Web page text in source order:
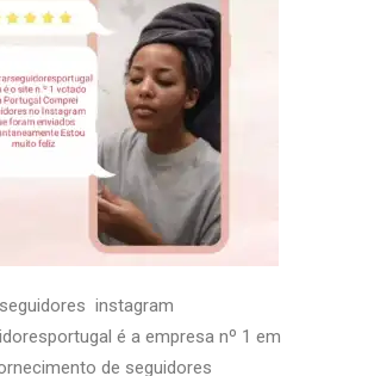
instagram
é a empresa nº 1 em
de seguidores